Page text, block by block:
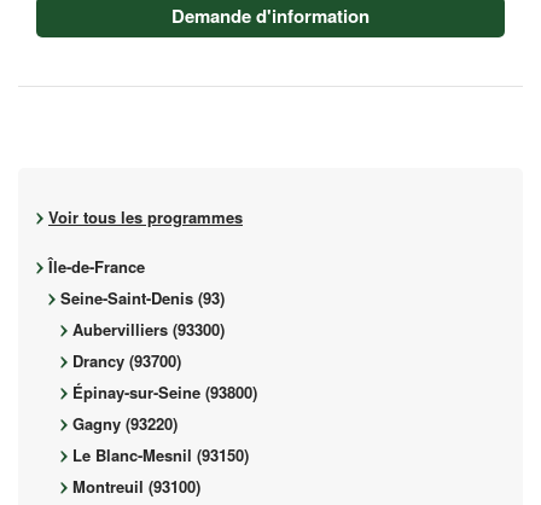
Demande d'information
Voir tous les programmes
Île-de-France
Seine-Saint-Denis (93)
Aubervilliers (93300)
Drancy (93700)
Épinay-sur-Seine (93800)
Gagny (93220)
Le Blanc-Mesnil (93150)
Montreuil (93100)